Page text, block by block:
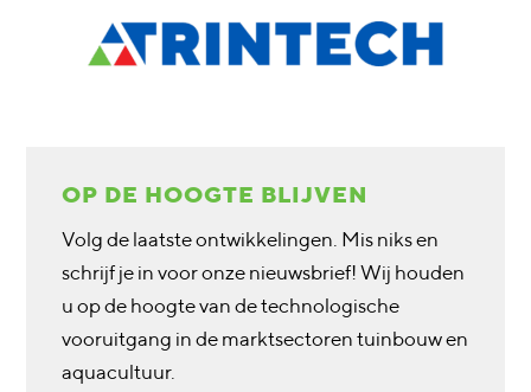
OP DE HOOGTE BLIJVEN
Volg de laatste ontwikkelingen. Mis niks en
schrijf je in voor onze nieuwsbrief! Wij houden
u op de hoogte van de technologische
vooruitgang in de marktsectoren tuinbouw en
aquacultuur.